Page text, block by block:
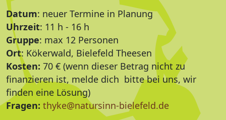
Datum: neuer Termine in Planung
Uhrzeit: 11 h - 16 h
Gruppe: max 12 Personen
Ort: Kökerwald, Bielefeld Theesen
Kosten: 70 € (wenn dieser Betrag nicht zu
finanzieren ist, melde dich bitte bei uns, wir
finden eine Lösung)
Fragen: thyke@natursinn-bielefeld.de